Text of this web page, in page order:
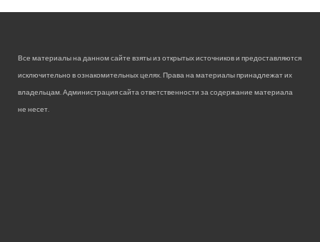
Все материалы на данном сайте взяты из открытых источников и предоставляются
исключительно в ознакомительных целях. Права на материалы принадлежат их
владельцам. Администрация сайта ответственности за содержание материала
не несет.